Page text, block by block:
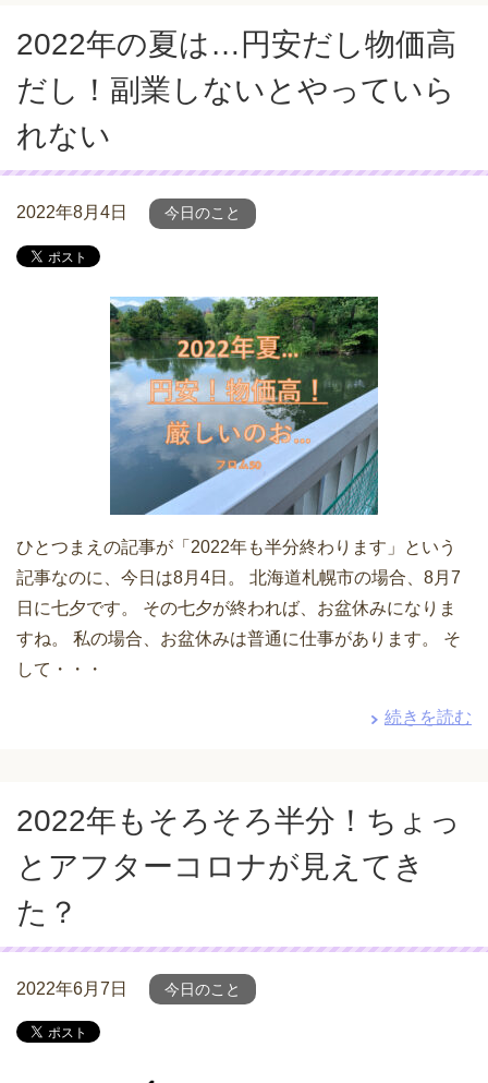
2022年の夏は…円安だし物価高
だし！副業しないとやっていら
れない
2022年8月4日 今日のこと
ひとつまえの記事が「2022年も半分終わります」という
記事なのに、今日は8月4日。 北海道札幌市の場合、8月7
日に七夕です。 その七夕が終われば、お盆休みになりま
すね。 私の場合、お盆休みは普通に仕事があります。 そ
して・・・
続きを読む
2022年もそろそろ半分！ちょっ
とアフターコロナが見えてき
た？
2022年6月7日 今日のこと